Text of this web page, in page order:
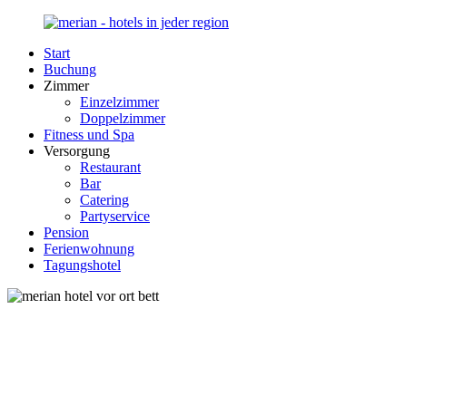
Zurück
Inhalt
Merian-
Hotel.de
Portal
Unterkunft
Deutschland
Start
Buchung
Zimmer
Einzelzimmer
Doppelzimmer
Fitness und Spa
Versorgung
Restaurant
Bar
Catering
Partyservice
Pension
Ferienwohnung
Tagungshotel